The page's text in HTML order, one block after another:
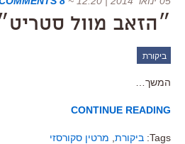
״הזאב מוול
ביקורת
המשך…
CONTINUE READING
Tags: ביקורת מרטין סקורסזי